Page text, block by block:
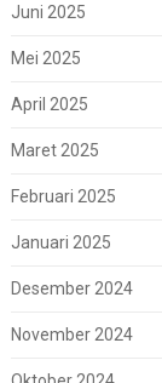
Juni 2025
Mei 2025
April 2025
Maret 2025
Februari 2025
Januari 2025
Desember 2024
November 2024